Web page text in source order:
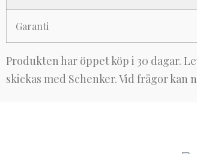
Garanti
Produkten har öppet köp i 30 dagar.
skickas med Schenker. Vid frågor kan